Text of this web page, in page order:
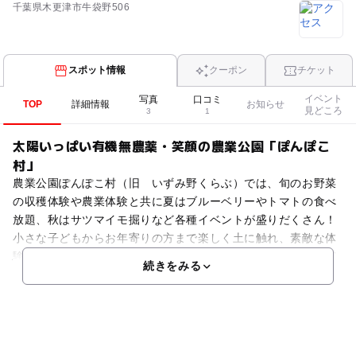
千葉県木更津市牛袋野506
スポット情報 クーポン チケット
TOP 詳細情報 写真
3
口コミ
1
お知らせ
イベント
見どころ
太陽いっぱい有機無農薬・笑顔の農業公園「ぽんぽこ
村」
農業公園ぽんぽこ村（旧 いずみ野くらぶ）では、旬のお野菜
の収穫体験や農業体験と共に夏はブルーベリーやトマトの食べ
放題、秋はサツマイモ掘りなど各種イベントが盛りだくさん！
小さな子どもからお年寄りの方まで楽しく土に触れ、素敵な体
験ができます。妊婦さんや小さな子どもにも安心のこだわり有
続きをみる